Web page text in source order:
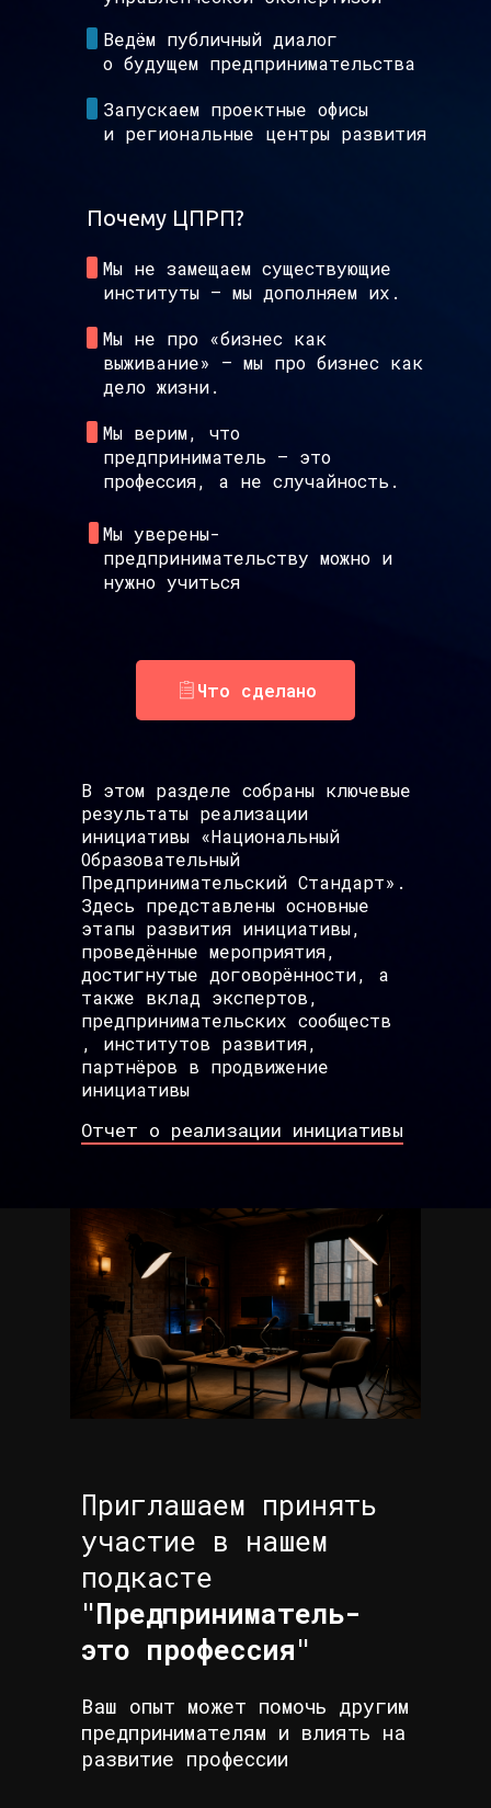
Почему ЦПРП?
Запускаем проектные офисы
и региональные центры развития
Ведём публичный диалог
о будущем предпринимательства
Мы не про «бизнес как
выживание» — мы про бизнес как
дело жизни.
Мы верим, что
предприниматель — это
профессия, а не случайность.
Мы уверены-
предпринимательству можно и
нужно учиться
Мы не замещаем существующие
институты — мы дополняем их.
Что сделано
Отчет о реализации инициативы
В этом разделе собраны ключевые
результаты реализации
инициативы «Национальный
Образовательный
Предпринимательский Стандарт».
Здесь представлены основные
этапы развития инициативы,
проведённые мероприятия,
достигнутые договорённости, а
также вклад экспертов,
предпринимательских сообществ
, институтов развития,
партнёров в продвижение
инициативы
Ваш опыт может помочь другим
предпринимателям и влиять на
развитие профессии
Приглашаем принять
участие в нашем
подкасте
"Предприниматель-
это профессия"